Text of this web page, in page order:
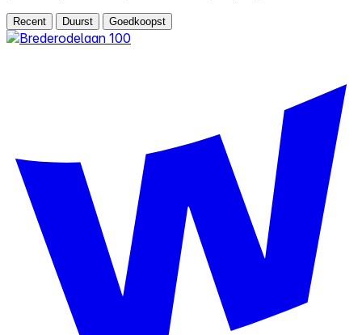
Recent Duurst Goedkoopst